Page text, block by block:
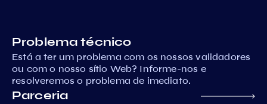
Problema técnico
Está a ter um problema com os nossos validadores
ou com o nosso sítio Web? Informe-nos e
resolveremos o problema de imediato.
Parceria